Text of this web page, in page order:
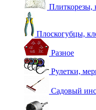
Плиткорезы,
Плоскогубцы,
Разное
Рулетки,
Садовый